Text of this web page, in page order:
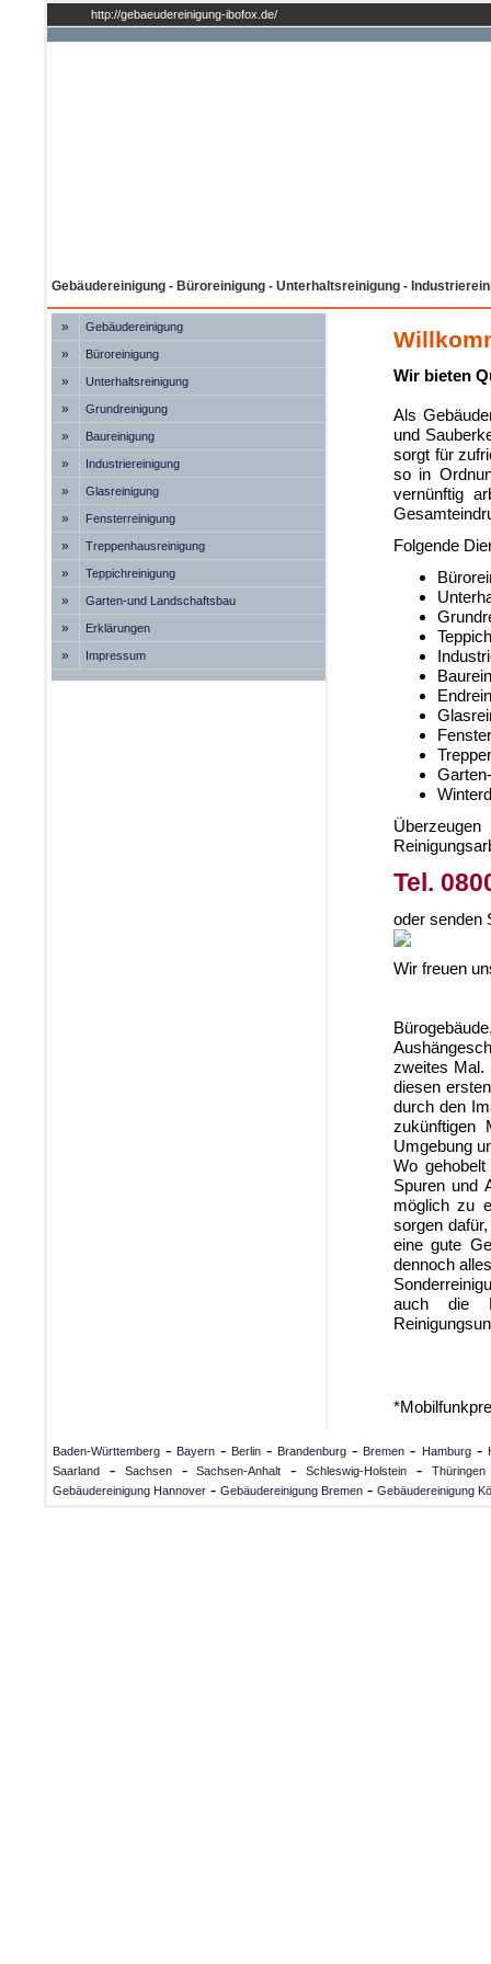
http://gebaeudereinigung-ibofox.de/
Gebäudereinigung - Büroreinigung - Unterhaltsreinigung -
» Gebäudereinigung
» Büroreinigung
» Unterhaltsreinigung
» Grundreinigung
» Baureinigung
» Industriereinigung
» Glasreinigung
» Fensterreinigung
» Treppenhausreinigung
» Teppichreinigung
» Garten-und Landschaftsbau
» Erklärungen
» Impressum
Wir bieten
Als
und
sorgt für
so in
vernünftig
Folgende
Tel.
oder senden
Wir freuen
zweites Mal.
diesen
durch den
zukünftigen
Umgebung
Wo
Spuren und
möglich zu
sorgen
eine gute
dennoch
auch die
Baden-Württemberg - Bayern - Berlin - Brandenburg - Bremen - Hamburg-
Saarland
- Sachsen-Sachsen-Anhalt -Schleswig-Holstein - Thüringen
Gebäudereinigung Hannover - Gebäudereinigung Bremen - Gebäudereinigung